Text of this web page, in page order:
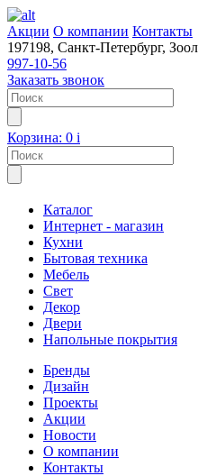
Акции О компании Контакты
197198, Санкт-Петербург,
997-10-56
Заказать звонок
Корзина: 0 i
Каталог
Интернет - магазин
Кухни
Бытовая техника
Мебель
Свет
Декор
Двери
Напольные покрытия
Бренды
Дизайн
Проекты
Акции
Новости
О компании
Контакты